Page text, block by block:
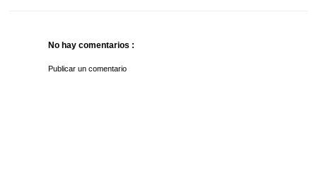
No hay comentarios :
Publicar un comentario